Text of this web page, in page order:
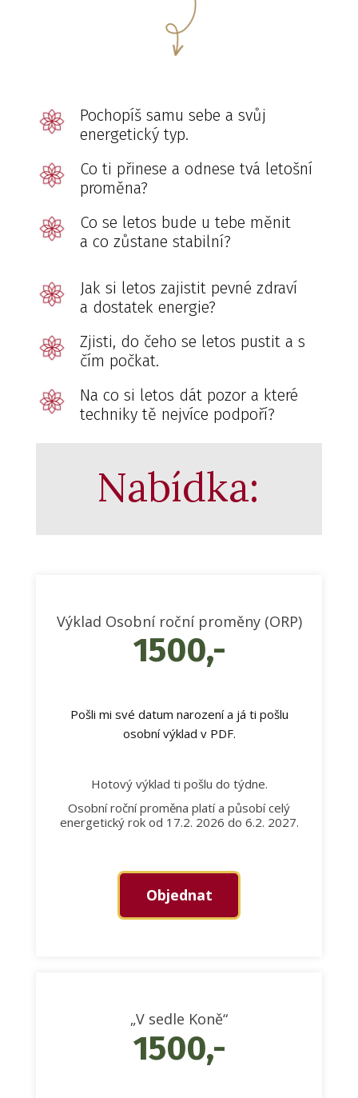
Pochopíš samu sebe a svůj
energetický typ.
Co ti přinese a odnese tvá letošní
proměna?
Co se letos bude u tebe měnit
a co zůstane stabilní?
Jak si letos zajistit pevné zdraví
a dostatek energie?
Zjisti, do čeho se letos pustit a s
čím počkat.
Na co si letos dát pozor a které
techniky tě nejvíce podpoří?
Nabídka:
Výklad Osobní roční proměny (ORP)
1500,-
Pošli mi své datum narození a já ti pošlu
osobní výklad v PDF.
Hotový výklad ti pošlu do týdne.
Osobní roční proměna platí a působí celý
energetický rok od 17.2. 2026 do 6.2. 2027.
Objednat
„V sedle Koně“
1500,-